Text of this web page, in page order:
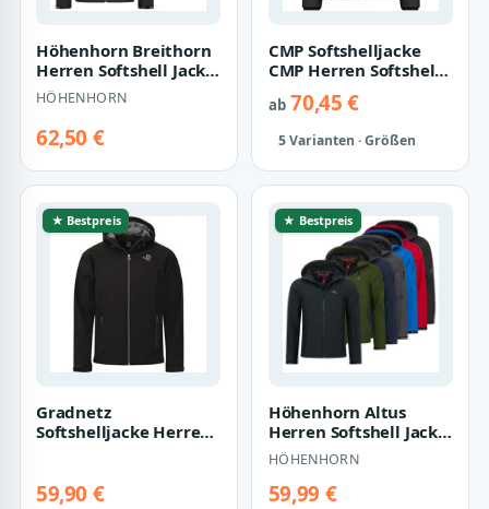
Höhenhorn Breithorn
Herren Softshell Jacke
Outdoor
Funktionsjacke XXL…
HÖHENHORN
62,50 €
CMP Softshelljacke
CMP Herren Softshell
3A01787N
ab70,45 €
5 Varianten · Größen
★ Bestpreis
Gradnetz
Softshelljacke Herren
59,90 €
★ Bestpreis
Höhenhorn Altus
Herren Softshell Jacke
Outdoor
Funktionsjacke XXL
Blau
HÖHENHORN
59,99 €